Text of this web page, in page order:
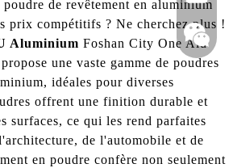
de revêtement en aluminium
prix compétitifs ? Ne cherchez plus !
Aluminium Foshan City One Alu
une vaste gamme de poudres
idéales pour diverses
offrent une finition durable et
surfaces, ce qui les rend parfaites
de l'automobile et de
en poudre confère non seulement